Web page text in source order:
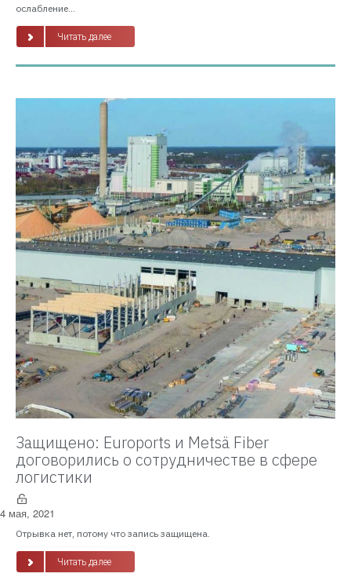
ослабление...
Читать далее
Защищено: Euroports и Metsä Fiber
договорились о сотрудничестве в сфере
логистики
4 мая, 2021
Отрывка нет, потому что запись защищена.
Читать далее